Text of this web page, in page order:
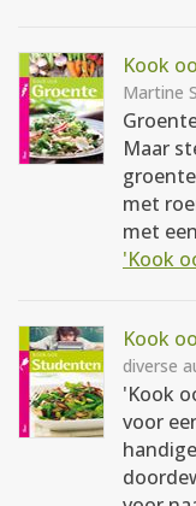
Kook
Martine
Maar
met
met
'Kook
Kook
diverse
'Kook
voor